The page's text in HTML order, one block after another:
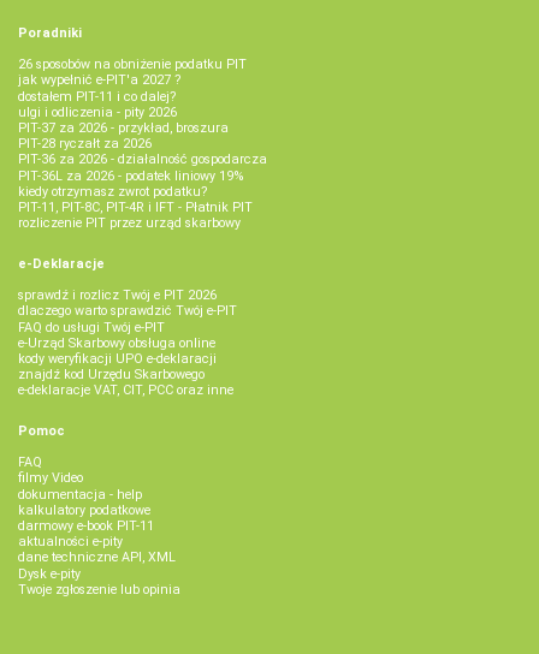
Poradniki
26 sposobów na obniżenie podatku PIT
jak wypełnić e-PIT'a 2027 ?
dostałem PIT-11 i co dalej?
ulgi i odliczenia - pity 2026
PIT-37 za 2026 - przykład, broszura
PIT-28 ryczałt za 2026
PIT-36 za 2026 - działalność gospodarcza
PIT-36L za 2026 - podatek liniowy 19%
kiedy otrzymasz zwrot podatku?
PIT-11, PIT-8C, PIT-4R i IFT - Płatnik PIT
rozliczenie PIT przez urząd skarbowy
e-Deklaracje
sprawdź i rozlicz Twój e PIT 2026
dlaczego warto sprawdzić Twój e-PIT
FAQ do usługi Twój e-PIT
e-Urząd Skarbowy obsługa online
kody weryfikacji UPO e-deklaracji
znajdź kod Urzędu Skarbowego
e-deklaracje VAT, CIT, PCC oraz inne
Pomoc
FAQ
filmy Video
dokumentacja - help
kalkulatory podatkowe
darmowy e-book PIT-11
aktualności e-pity
dane techniczne API, XML
Dysk e-pity
Twoje zgłoszenie lub opinia